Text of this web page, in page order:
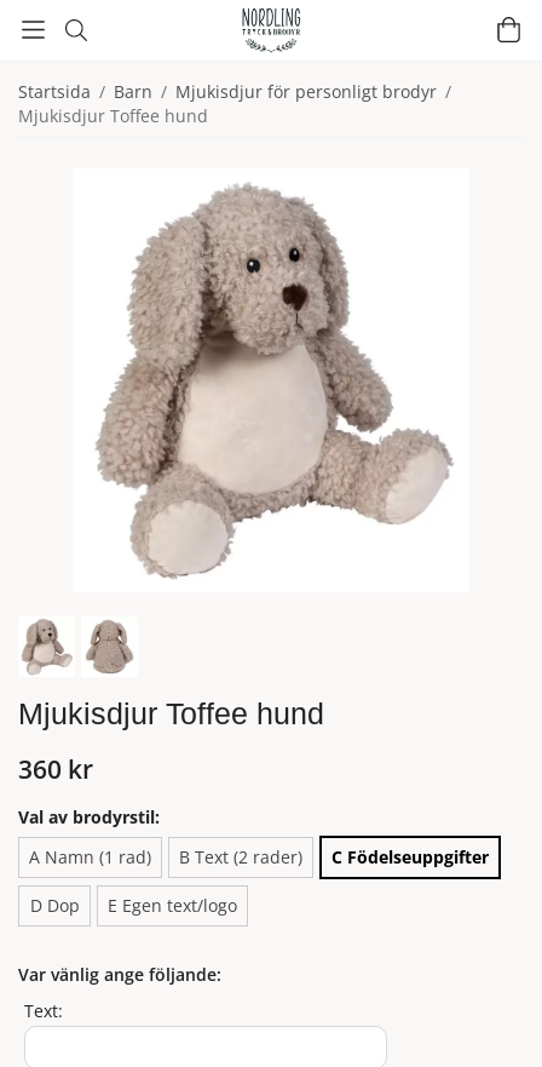
Startsida / Barn / Mjukisdjur för personligt brodyr /
Mjukisdjur Toffee hund
Mjukisdjur Toffee hund
360 kr
Val av brodyrstil:
A Namn (1 rad)
B Text (2 rader) C Födelseuppgifter
D Dop E Egen text/logo
Var vänlig ange följande:
Text: